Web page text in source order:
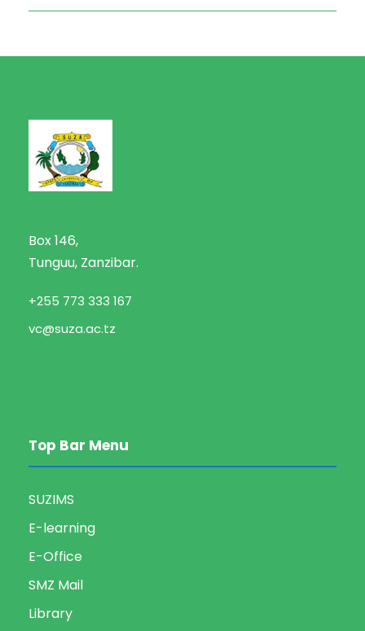
Box 146,
Tunguu, Zanzibar.
+255 773 333 167
vc@suza.ac.tz
Top Bar Menu
SUZIMS
E-learning
E-Office
SMZ Mail
Library